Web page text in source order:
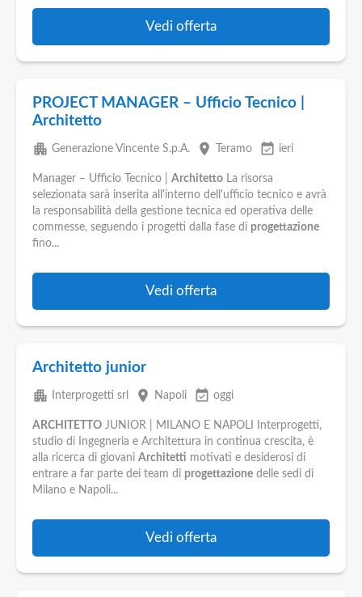
Vedi offerta
PROJECT MANAGER – Ufficio Tecnico |
Architetto
apartment Generazione Vincente S.p.A. place Teramo event_available ieri
Manager – Ufficio Tecnico | Architetto La risorsa
selezionata sarà inserita all'interno dell'ufficio tecnico e avrà
la responsabilità della gestione tecnica ed operativa delle
commesse, seguendo i progetti dalla fase di progettazione
fino...
Vedi offerta
Architetto junior
apartment Interprogetti srl place Napoli event_available oggi
ARCHITETTO JUNIOR | MILANO E NAPOLI Interprogetti,
studio di Ingegneria e Architettura in continua crescita, è
alla ricerca di giovani Architetti motivati e desiderosi di
entrare a far parte dei team di progettazione delle sedi di
Milano e Napoli...
Vedi offerta